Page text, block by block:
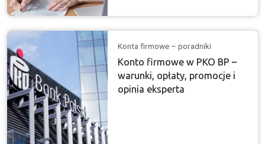
Konta firmowe – poradniki
Konto firmowe w PKO BP –
warunki, opłaty, promocje i
opinia eksperta